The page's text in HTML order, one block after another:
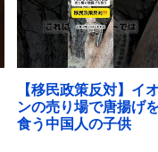
【移民政策反対】イ
ンの売り場で唐揚げ
食う中国人の子供